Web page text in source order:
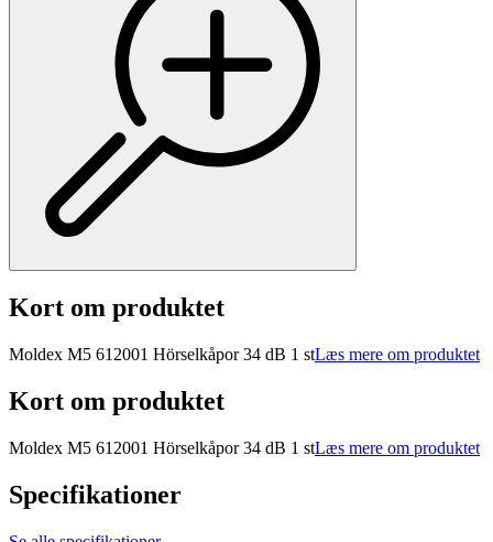
Kort om produktet
Moldex M5 612001 Hörselkåpor 34 dB 1 stLæs mere om produktet
Kort om produktet
Moldex M5 612001 Hörselkåpor 34 dB 1 stLæs mere om produktet
Specifikationer